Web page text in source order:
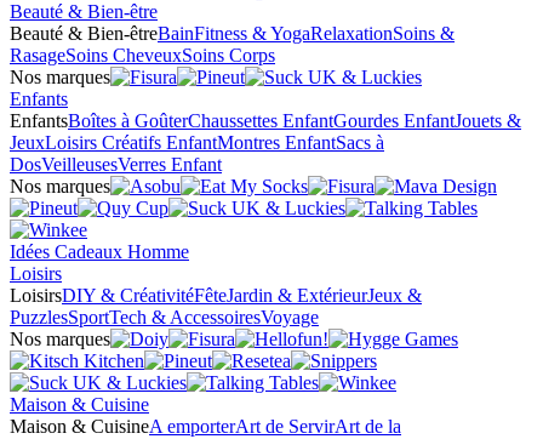
Beauté & Bien-être
Beauté & Bien-êtreBainFitness & YogaRelaxationSoins &
RasageSoins CheveuxSoins Corps
Nos marques
Enfants
EnfantsBoîtes à GoûterChaussettes EnfantGourdes EnfantJouets &
JeuxLoisirs Créatifs EnfantMontres EnfantSacs à
DosVeilleusesVerres Enfant
Nos marques
Idées Cadeaux Homme
Loisirs
LoisirsDIY & CréativitéFêteJardin & ExtérieurJeux &
PuzzlesSportTech & AccessoiresVoyage
Nos marques
Maison & Cuisine
Maison & CuisineA emporterArt de ServirArt de la